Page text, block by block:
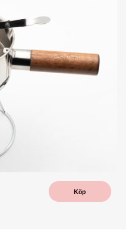
Köp